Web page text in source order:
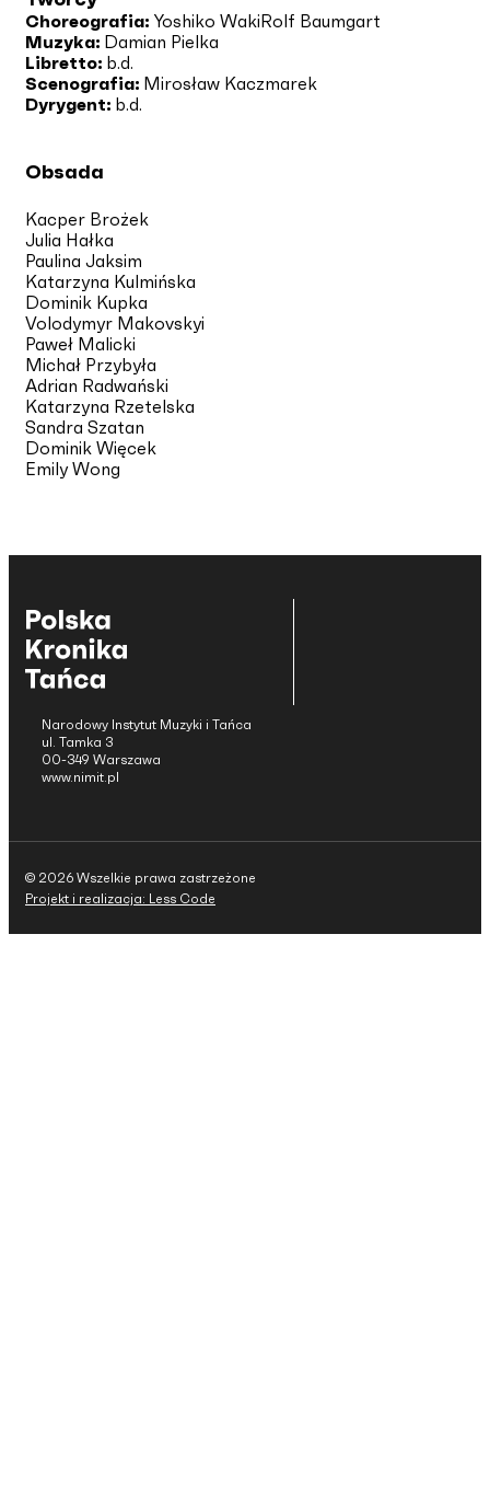
Choreografia: Yoshiko Waki Rolf Baumgart
Muzyka: Damian Pielka
Libretto: b.d.
Scenografia: Mirosław Kaczmarek
Dyrygent: b.d.
Obsada
Kacper Brożek
Julia Hałka
Paulina Jaksim
Katarzyna Kulmińska
Dominik Kupka
Volodymyr Makovskyi
Paweł Malicki
Michał Przybyła
Adrian Radwański
Katarzyna Rzetelska
Sandra Szatan
Dominik Więcek
Emily Wong
Narodowy Instytut Muzyki i Tańca
ul. Tamka 3
00-349 Warszawa
www.nimit.pl
© 2026 Wszelkie prawa zastrzeżone
Projekt i realizacja: Less Code